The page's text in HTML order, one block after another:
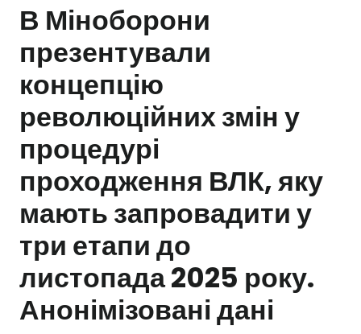
Про мобілізацію
Новини
Залишити заявку
В Міноборони
презентували
концепцію
революційних змін у
процедурі
проходження ВЛК, яку
мають запровадити у
три етапи до
листопада 2025 року.
Анонімізовані дані